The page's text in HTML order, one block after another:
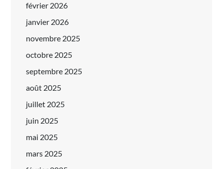
février 2026
janvier 2026
novembre 2025
octobre 2025
septembre 2025
août 2025
juillet 2025
juin 2025
mai 2025
mars 2025